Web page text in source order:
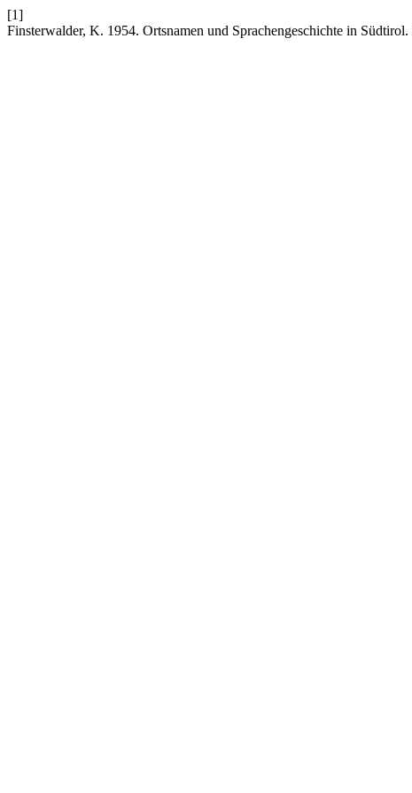
[1]
Finsterwalder, K. 1954. Ortsnamen und Sprachengeschichte in Südtirol.